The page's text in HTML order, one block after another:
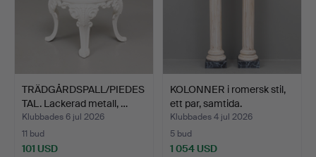
TRÄDGÅRDSPALL/PIEDES
TAL. Lackerad metall, …
Klubbades 6 jul 2026
11 bud
101 USD
KOLONNER i romersk stil,
ett par, samtida.
Klubbades 4 jul 2026
5 bud
1 054 USD